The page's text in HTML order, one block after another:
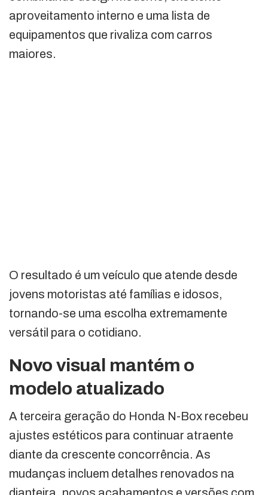
aproveitamento interno e uma lista de
equipamentos que rivaliza com carros
maiores.
O resultado é um veículo que atende desde
jovens motoristas até famílias e idosos,
tornando-se uma escolha extremamente
versátil para o cotidiano.
Novo visual mantém o
modelo atualizado
A terceira geração do Honda N-Box recebeu
ajustes estéticos para continuar atraente
diante da crescente concorrência. As
mudanças incluem detalhes renovados na